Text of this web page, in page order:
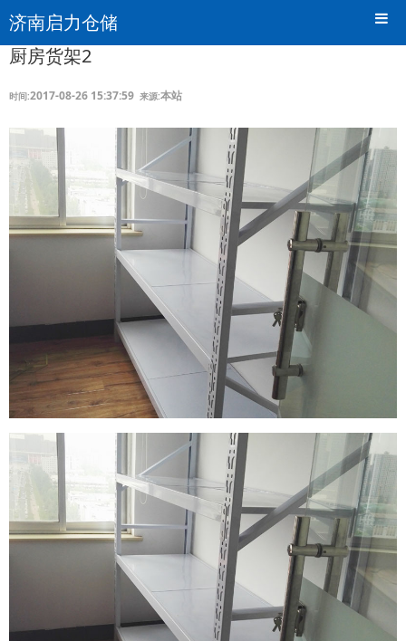
济南启力仓储
厨房货架2
时间:2017-08-26 15:37:59 来源:本站